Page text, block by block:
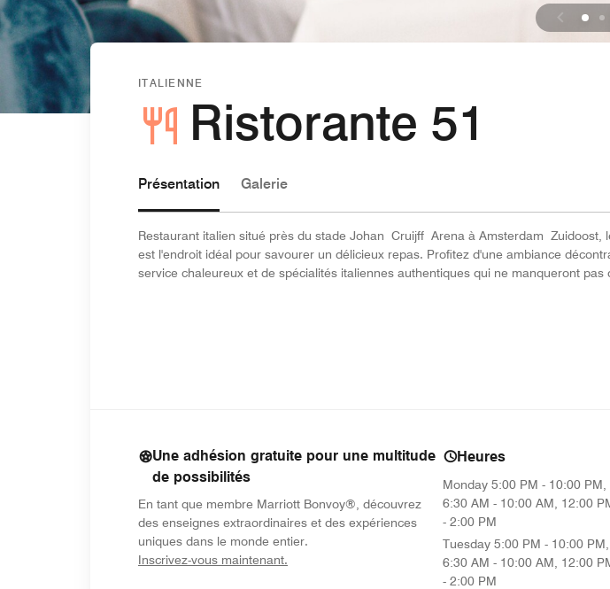
ITALIENNE
Ristorante 51
Présentation Galerie
Restaurant italien situé près du stade Johan Cruijff Arena à Amsterdam Zuidoost,
est l'endroit idéal pour savourer un délicieux repas. Profitez d'une ambiance
service chaleureux et de spécialités italiennes authentiques qui ne manqueront pas
Une adhésion gratuite pour une multitude
de possibilités
En tant que membre Marriott Bonvoy®, découvrez
des enseignes extraordinaires et des expériences
uniques dans le monde entier.
Inscrivez-vous maintenant.
Heures
Monday 5:00 PM - 10:00 PM,
6:30 AM - 10:00 AM, 12:00
- 2:00 PM
Tuesday 5:00 PM - 10:00 PM,
6:30 AM - 10:00 AM, 12:00
- 2:00 PM